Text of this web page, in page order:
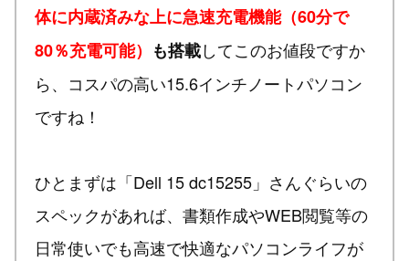
体に内蔵済みな上に急速充電機能（60分で
80％充電可能） も搭載してこのお値段ですか
ら、コスパの高い15.6インチノートパソコン
ですね！
ひとまずは「Dell 15 dc15255」さんぐらいの
スペックがあれば、書類作成やWEB閲覧等の
日常使いでも高速で快適なパソコンライフが